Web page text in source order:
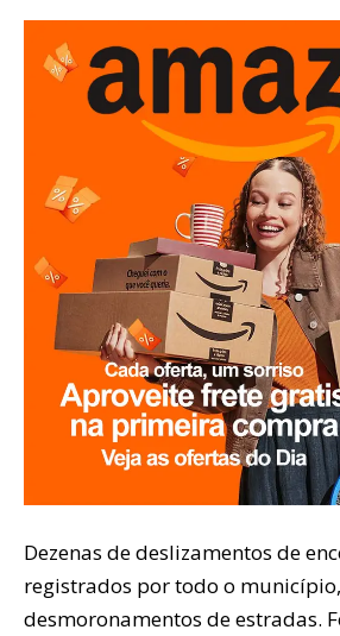
Dezenas de deslizamentos de
registrados por todo o
desmoronamentos de estradas.